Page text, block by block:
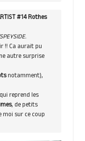
#14 Rothes
!! Ca aurait pu
autre surprise
notamment),
reprend les
, de petits
moi sur ce coup